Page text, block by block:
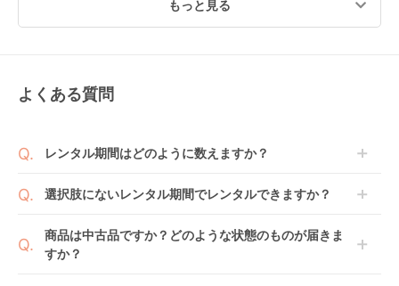
もっと見る
よくある質問
レンタル期間はどのように数えますか？
開始日1日目となります。
日までに配送業者（佐川急便）に商品の引渡しとなり
ます。
選択肢にないレンタル期間でレンタルできますか？
間の利用が可能です。
例えば4ヶ月の場合、3ヶ月レンタル＋1ヶ月延長とし
商品は中古品ですか？どのような状態のものが届きま
すか？